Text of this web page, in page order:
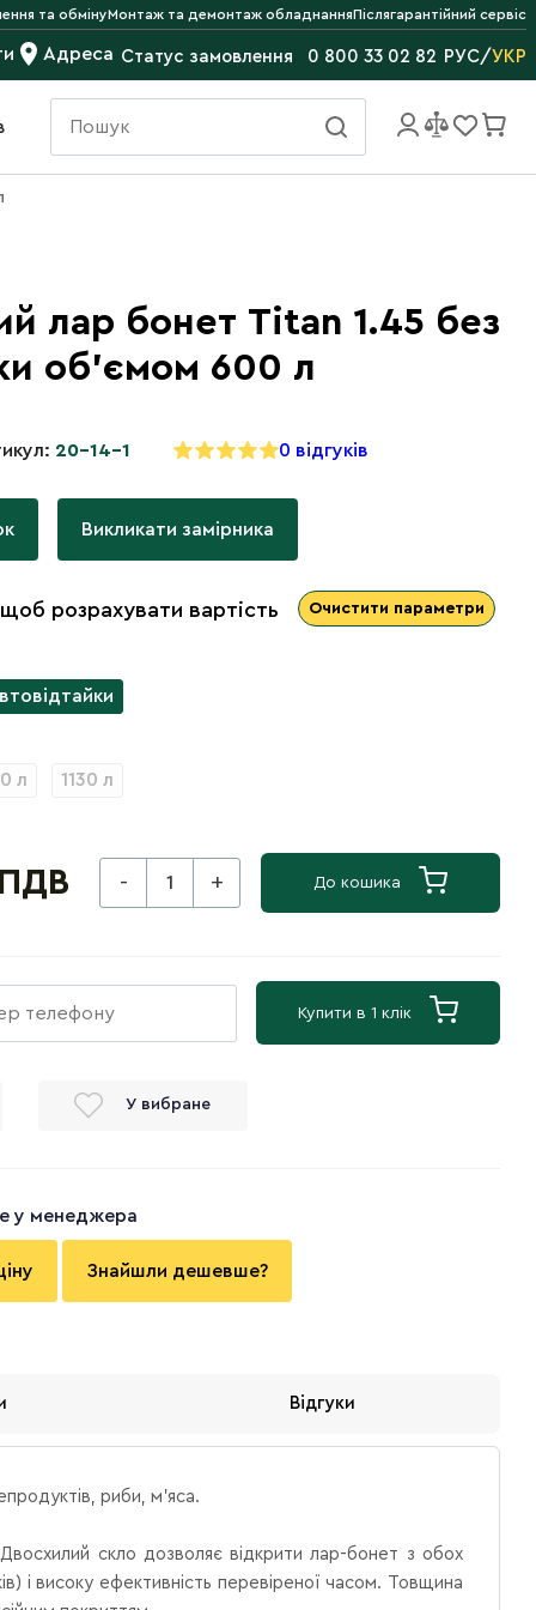
та обмінуМонтаж та демонтаж обладнанняПіслягарантійний сервіс
Адреса Статус замовлення 0 800 33 02 82 РУС/УКР
лар бонет Titan 1.45 без
об'ємом 600 л
20-14-1 0 відгуків
Викликати замірника
розрахувати вартість Очистити параметри
л 1130 л
ПДВ - + До кошика
Купити в 1 клік
У вибране
у менеджера
Знайшли дешевше?
Відгуки
риби, м'яса.
Двосхилий скло дозволяє відкрити лар-бонет з обох
і високу ефективність перевіреної часом. Товщина